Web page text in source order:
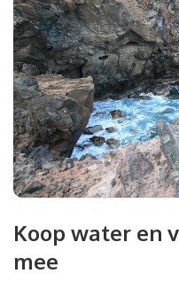
Koop water en
mee